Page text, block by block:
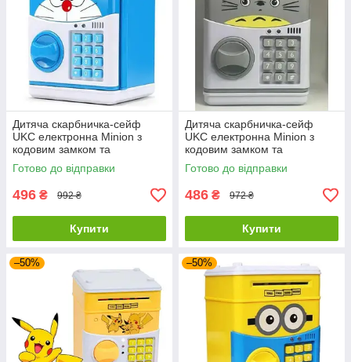
Дитяча скарбничка-сейф
UKC електронна Minion з
кодовим замком та
купюроприймачем Банкомат
для грошей Синій IN-44
Готово до відправки
496 ₴ 992 ₴
Купити
Дитяча скарбничка-сейф
UKC електронна Minion з
кодовим замком та
купюроприймачем Банкомат
для грошей Котик SV-97
Готово до відправки
486 ₴ 972 ₴
Купити
–50% –50%